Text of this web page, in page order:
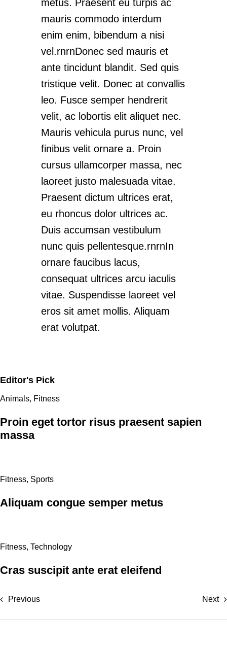
metus. Praesent eu turpis ac
mauris commodo interdum
enim enim, bibendum a nisi
vel.rnrnDonec sed mauris et
ante tincidunt blandit. Sed quis
tristique velit. Donec at convallis
leo. Fusce semper hendrerit
velit, ac lobortis elit aliquet nec.
Mauris vehicula purus nunc, vel
finibus velit ornare a. Proin
cursus ullamcorper massa, nec
laoreet justo malesuada vitae.
Praesent dictum ultrices erat,
eu rhoncus dolor ultrices ac.
Duis accumsan vestibulum
nunc quis pellentesque.rnrnIn
ornare faucibus lacus,
consequat ultrices arcu iaculis
vitae. Suspendisse laoreet vel
eros sit amet mollis. Aliquam
erat volutpat.
Editor's Pick
Animals, Fitness
Proin eget tortor risus praesent sapien
massa
Fitness, Sports
Aliquam congue semper metus
Fitness, Technology
Cras suscipit ante erat eleifend
Previous Next